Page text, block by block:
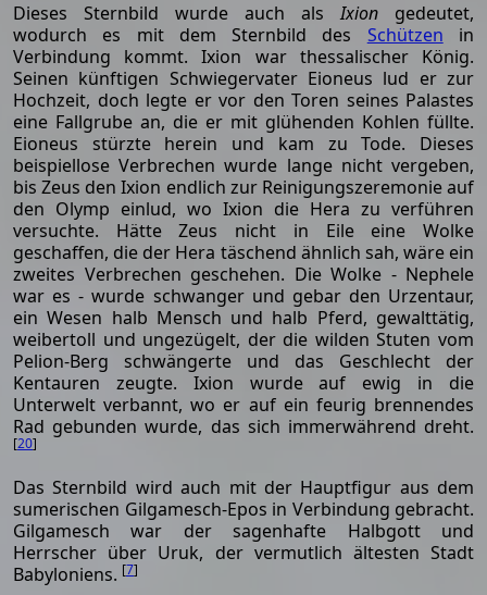
Dieses Sternbild wurde auch alsIxion gedeutet,
wodurch es mit dem Sternbild des Schützen in
Verbindung kommt. Ixion war thessalischer König.
Seinen künftigen Schwiegervater Eioneus lud er zur
Hochzeit, doch legte er vor den Toren seines Palastes
eine Fallgrube an, die er mit glühenden Kohlen füllte.
Eioneus stürzte herein und kam zu Tode. Dieses
beispiellose Verbrechen wurde lange nicht vergeben,
bis Zeus den Ixion endlich zur Reinigungszeremonie auf
den Olymp einlud, wo Ixion die Hera zu verführen
versuchte. Hätte Zeus nicht in Eile eine Wolke
geschaffen, die der Hera täschend ähnlich sah, wäre ein
zweites Verbrechen geschehen. Die Wolke - Nephele
war es - wurde schwanger und gebar den Urzentaur,
ein Wesen halb Mensch und halb Pferd, gewalttätig,
weibertoll und ungezügelt, der die wilden Stuten vom
Pelion-Berg schwängerte und das Geschlecht der
Kentauren zeugte. Ixion wurde auf ewig in die
Unterwelt verbannt, wo er auf ein feurig brennendes
Rad gebunden wurde, das sich immerwährend dreht.
[20]
Das Sternbild wird auch mit der Hauptfigur aus dem
sumerischen Gilgamesch-Epos in Verbindung gebracht.
Gilgamesch war der sagenhafte Halbgott und
Herrscher über Uruk, der vermutlich ältesten Stadt
Babyloniens. [7]